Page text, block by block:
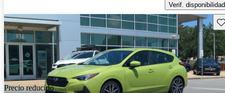
Verif. disponibilidad
Precio reducido